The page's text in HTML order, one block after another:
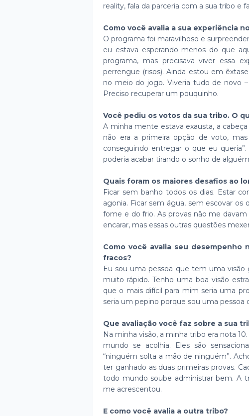
reality, fala da parceria com a sua tribo e
Como você avalia a sua experiência
O programa foi maravilhoso e
eu estava esperando menos do que
programa, mas precisava viver essa
perrengue (risos). Ainda estou em
no meio do jogo. Viveria tudo de novo
Preciso recuperar um pouquinho.
Você pediu os votos da sua tribo. O
A minha mente estava exausta, a
não era a primeira opção de voto,
conseguindo entregar o que eu
poderia acabar tirando o sonho de
Quais foram os maiores desafios ao
Ficar sem banho todos os dias. Estar
agonia. Ficar sem água, sem escovar os
fome e do frio. As provas não me
encarar, mas essas outras questões
Como você avalia seu desempenho
fracos?
Eu sou uma pessoa que tem uma
muito rápido. Tenho uma boa visão
que o mais difícil para mim seria uma
seria um pepino porque sou uma pessoa
Que avaliação você faz sobre a sua
Na minha visão, a minha tribo era nota
mundo se acolhia. Eles são
“ninguém solta a mão de ninguém”.
ter ganhado as duas primeiras provas.
todo mundo soube administrar bem. A
me acrescentou.
E como você avalia a outra tribo?